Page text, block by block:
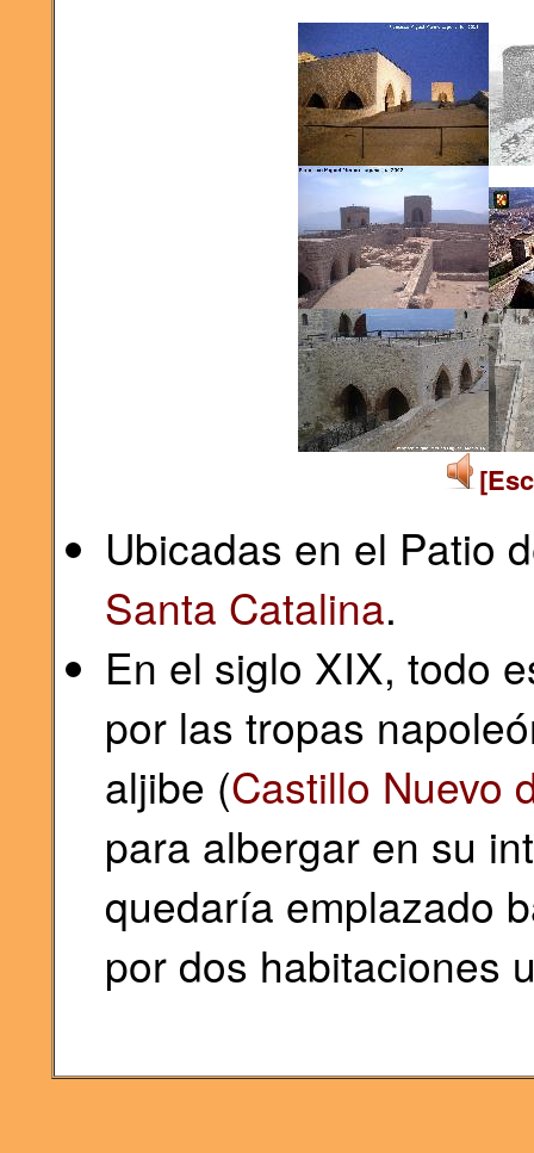
Ubicadas en el Patio
Santa Catalina.
En el siglo XIX, todo
por las tropas
aljibe (Castillo Nuevo
para albergar en su
quedaría emplazado
por dos habitaciones